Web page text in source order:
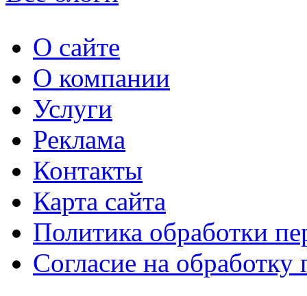
О сайте
О компании
Услуги
Реклама
Контакты
Карта сайта
Политика обработки
Согласие на